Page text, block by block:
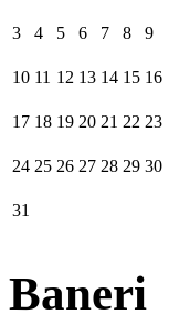
3 4 5 6 7 8 9
10 11 12 13 14 15 16
17 18 19 20 21 22 23
24 25 26 27 28 29 30
31
Baneri